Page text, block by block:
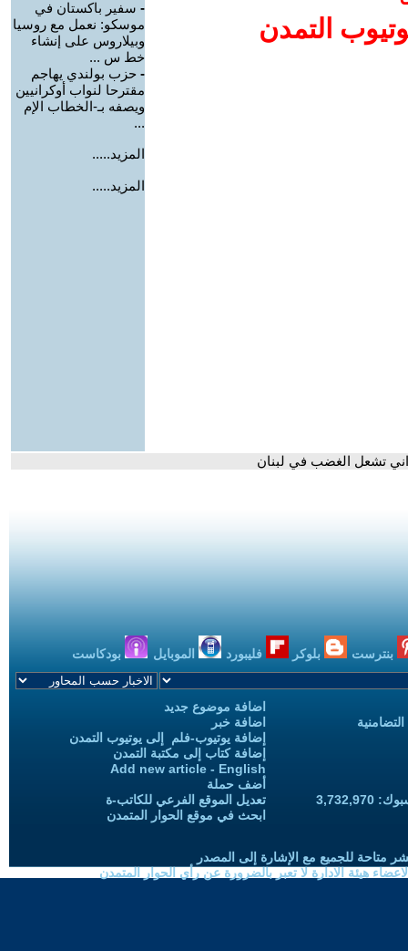
التمدن
- سفير باكستان في
موسكو: نعمل مع روسيا
وبيلاروس على إنشاء
خط س ...
- حزب بولندي يهاجم
مقترحا لنواب أوكرانيين
ويصفه بـ-الخطاب الإم
...
المزيد.....
المزيد.....
تشعل الغضب في لبنان
بنترست بلوكر فليبورد الموبايل بودكاست
اضافة موضوع جديد
اضافة خبر
إضافة يوتيوب-فلم إلى يوتيوب التمدن
إضافة كتاب إلى مكتبة التمدن
Add new article - English
أضف حملة
تعديل الموقع الفرعي للكاتب-ة
ابحث في موقع الحوار المتمدن
متاحة للجميع مع الإشارة إلى المصدر
هيئة الادارة لا تعبر بالضرورة عن رأي الحوار المتمدن